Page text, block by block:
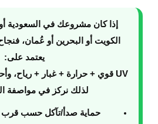
إذا كان مشروعك في
السعودية
الكويت أو البحرين أو عُمان،
يعتمد على:
UV قوي + حرارة + غبار + رياح
،
لذلك نركز في مواصفة
حماية صدأ/تآكل حسب قرب